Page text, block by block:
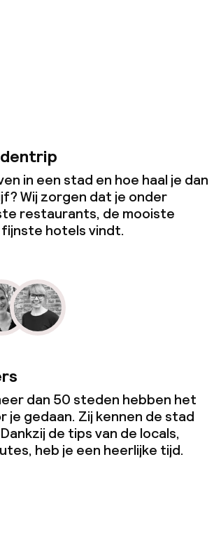
in een stad en hoe haal je dan
Wij zorgen dat je onder
restaurants, de mooiste
hotels vindt.
dan 50 steden hebben het
je gedaan. Zij kennen de stad
de tips van de locals,
heb je een heerlijke tijd.